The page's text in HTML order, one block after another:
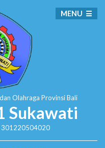
Olahraga Provinsi Bali
Sukawati
301220504020
MENU